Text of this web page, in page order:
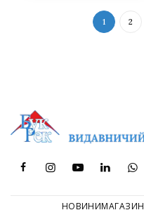
1 2
НОВИНИМАГАЗИН